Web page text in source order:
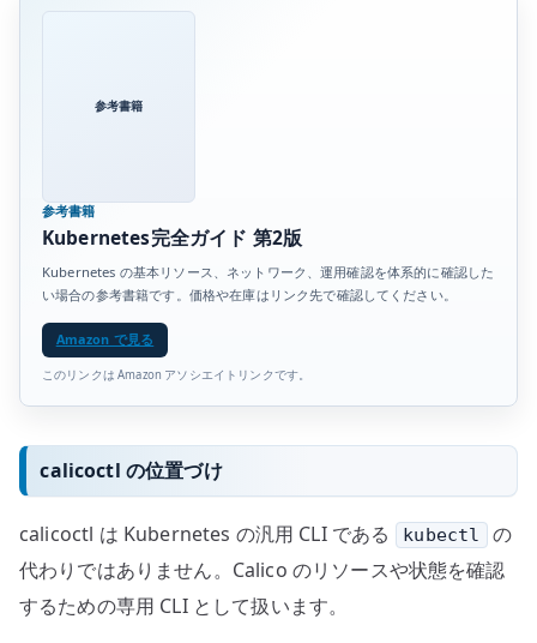
参考書籍
参考書籍
Kubernetes完全ガイド 第2版
Kubernetes の基本リソース、ネットワーク、運用確認を体系的に確認した
い場合の参考書籍です。価格や在庫はリンク先で確認してください。
Amazon で見る
このリンクは Amazon アソシエイトリンクです。
calicoctl の位置づけ
calicoctl は Kubernetes の汎用 CLI である kubectl
の
代わりではありません。Calico のリソースや状態を確認
するための専用 CLI として扱います。